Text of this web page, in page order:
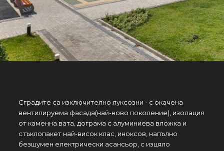
Сградите са изключително луксозни - с окачена
вентилируема фасада(най-ново поколение), изолация
от каменна вата, дограма с алуминиева вложка и
стъклопакет най-висок клас, иноксов, напълно
безшумен електрически асансьор, с изцяло